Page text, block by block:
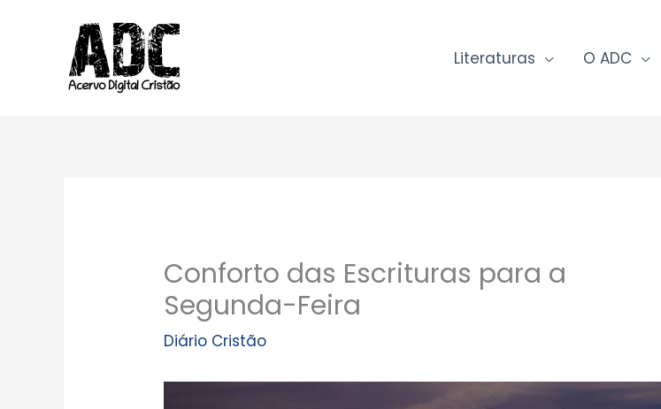
conteúdo
Literaturas O ADC
Conforto das Escrituras para a
Segunda-Feira
Diário Cristão